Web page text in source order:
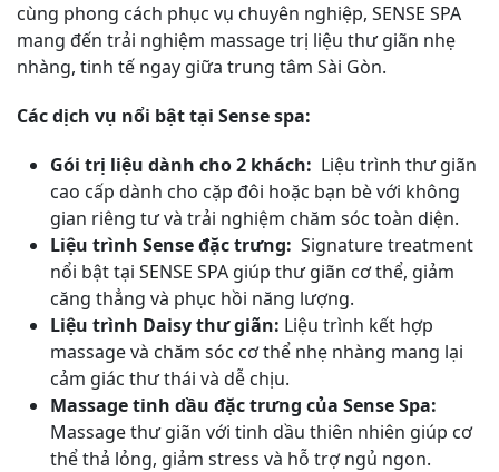
cùng phong cách phục vụ chuyên nghiệp, SENSE SPA
mang đến trải nghiệm massage trị liệu thư giãn nhẹ
nhàng, tinh tế ngay giữa trung tâm Sài Gòn.
Các dịch vụ nổi bật tại Sense spa:
Gói trị liệu dành cho 2 khách: Liệu trình thư giãn
cao cấp dành cho cặp đôi hoặc bạn bè với không
gian riêng tư và trải nghiệm chăm sóc toàn diện.
Liệu trình Sense đặc trưng: Signature treatment
nổi bật tại SENSE SPA giúp thư giãn cơ thể, giảm
căng thẳng và phục hồi năng lượng.
Liệu trình Daisy thư giãn: Liệu trình kết hợp
massage và chăm sóc cơ thể nhẹ nhàng mang lại
cảm giác thư thái và dễ chịu.
Massage tinh dầu đặc trưng của Sense Spa:
Massage thư giãn với tinh dầu thiên nhiên giúp cơ
thể thả lỏng, giảm stress và hỗ trợ ngủ ngon.